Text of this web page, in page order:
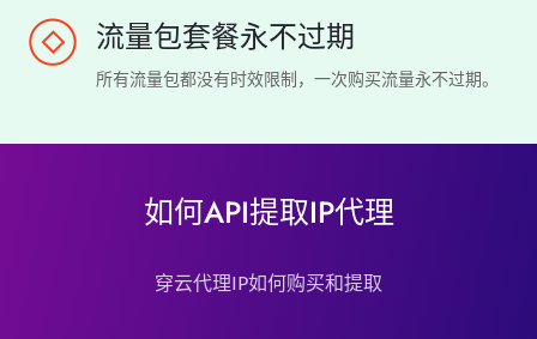
流量包套餐永不过期
所有流量包都没有时效限制，一次购买流量永不过期。
如何API提取IP代理
穿云代理IP如何购买和提取